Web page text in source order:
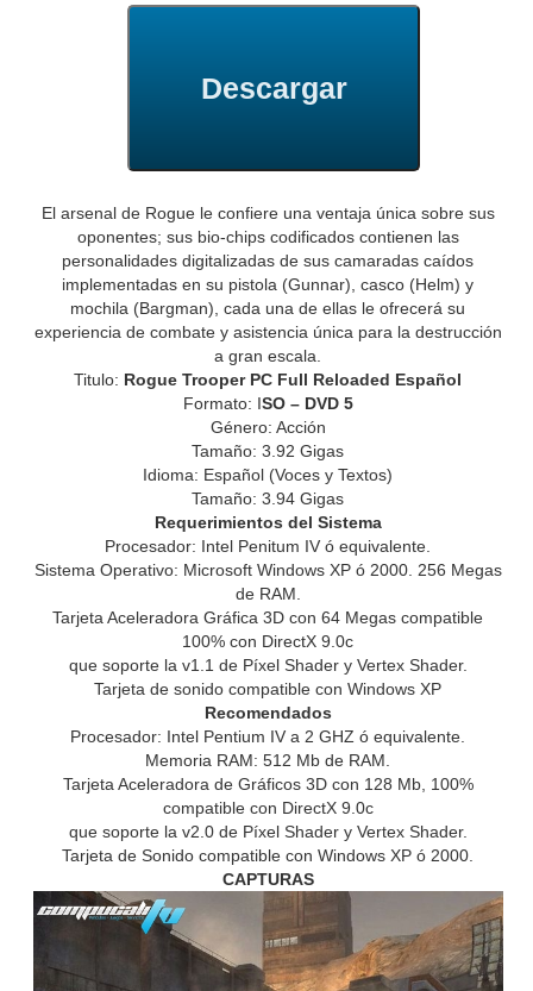
Descargar
El arsenal de Rogue le confiere una ventaja única sobre sus
oponentes; sus bio-chips codificados contienen las
personalidades digitalizadas de sus camaradas caídos
implementadas en su pistola (Gunnar), casco (Helm) y
mochila (Bargman), cada una de ellas le ofrecerá su
experiencia de combate y asistencia única para la destrucción
a gran escala.
Titulo: Rogue Trooper PC Full Reloaded Español
Formato: ISO – DVD 5
Género: Acción
Tamaño: 3.92 Gigas
Idioma: Español (Voces y Textos)
Tamaño: 3.94 Gigas
Requerimientos del Sistema
Procesador: Intel Penitum IV ó equivalente.
Sistema Operativo: Microsoft Windows XP ó 2000. 256 Megas
de RAM.
Tarjeta Aceleradora Gráfica 3D con 64 Megas compatible
100% con DirectX 9.0c
que soporte la v1.1 de Píxel Shader y Vertex Shader.
Tarjeta de sonido compatible con Windows XP
Recomendados
Procesador: Intel Pentium IV a 2 GHZ ó equivalente.
Memoria RAM: 512 Mb de RAM.
Tarjeta Aceleradora de Gráficos 3D con 128 Mb, 100%
compatible con DirectX 9.0c
que soporte la v2.0 de Píxel Shader y Vertex Shader.
Tarjeta de Sonido compatible con Windows XP ó 2000.
CAPTURAS